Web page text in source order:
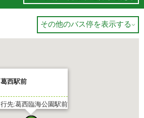
その他のバス停を表示する 
葛西駅前
行先:葛西臨海公園駅前